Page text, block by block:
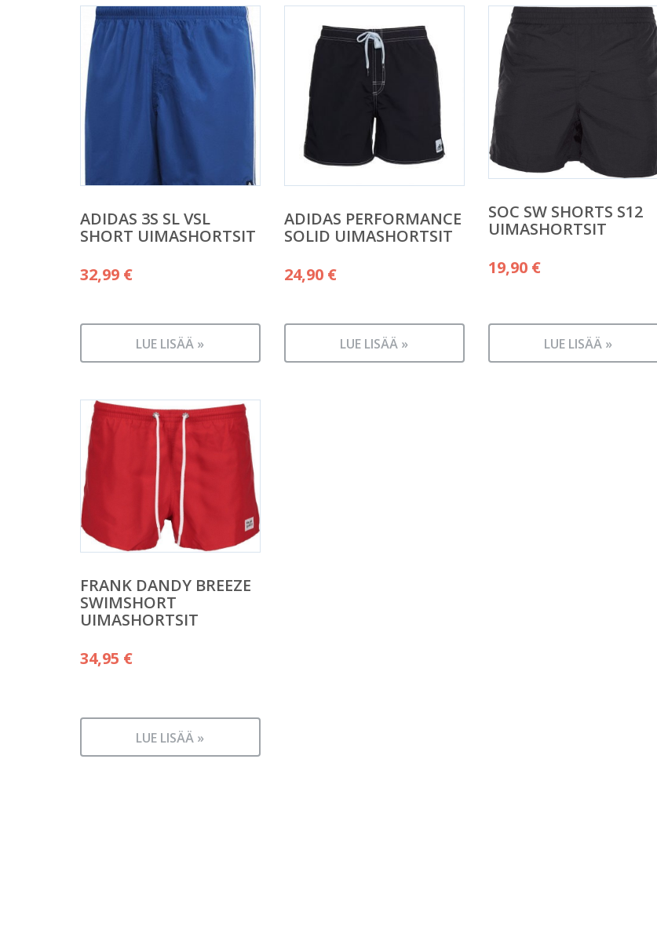
ADIDAS 3S SL VSL
SHORT UIMASHORTSIT
32,99 €
LUE LISÄÄ »
ADIDAS PERFORMANCE
SOLID UIMASHORTSIT
24,90 €
LUE LISÄÄ »
SOC SW SHORTS S12
UIMASHORTSIT
19,90 €
LUE LISÄÄ »
FRANK DANDY BREEZE
SWIMSHORT
UIMASHORTSIT
34,95 €
LUE LISÄÄ »